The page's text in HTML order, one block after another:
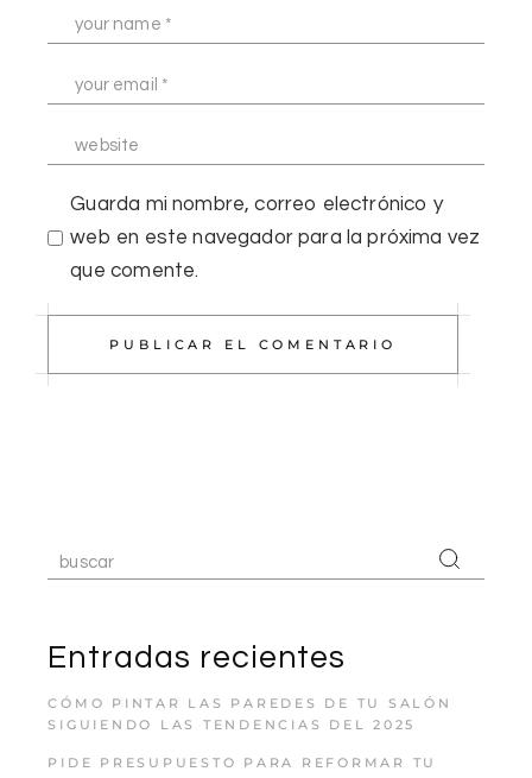
Guarda mi nombre, correo electrónico y
web en este navegador para la próxima vez
que comente.
PUBLICAR EL COMENTARIO
Entradas recientes
CÓMO PINTAR LAS PAREDES DE TU SALÓN
SIGUIENDO LAS TENDENCIAS DEL 2025
PIDE PRESUPUESTO PARA REFORMAR TU